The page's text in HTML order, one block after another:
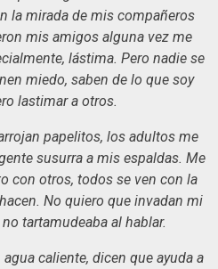
la mirada de mis compañeros
mis amigos alguna vez me
lástima. Pero nadie se
miedo, saben de lo que soy
lastimar a otros.
papelitos, los adultos me
susurra a mis espaldas. Me
con otros, todos se ven con la
No quiero que invadan mi
tartamudeaba al hablar.
caliente, dicen que ayuda a